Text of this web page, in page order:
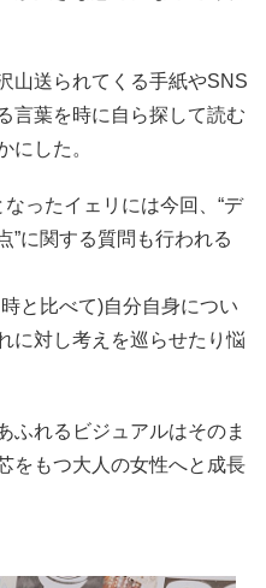
山送られてくる手紙やSNS
言葉を時に自ら探して読む
にした。
ったイェリには今回、“デ
”に関する質問も行われる
と比べて)自分自身につい
に対し考えを巡らせたり悩
ふれるビジュアルはそのま
をもつ大人の女性へと成長